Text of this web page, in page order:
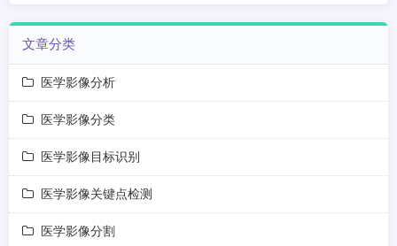
文章分类
医学影像分析
医学影像分类
医学影像目标识别
医学影像关键点检测
医学影像分割